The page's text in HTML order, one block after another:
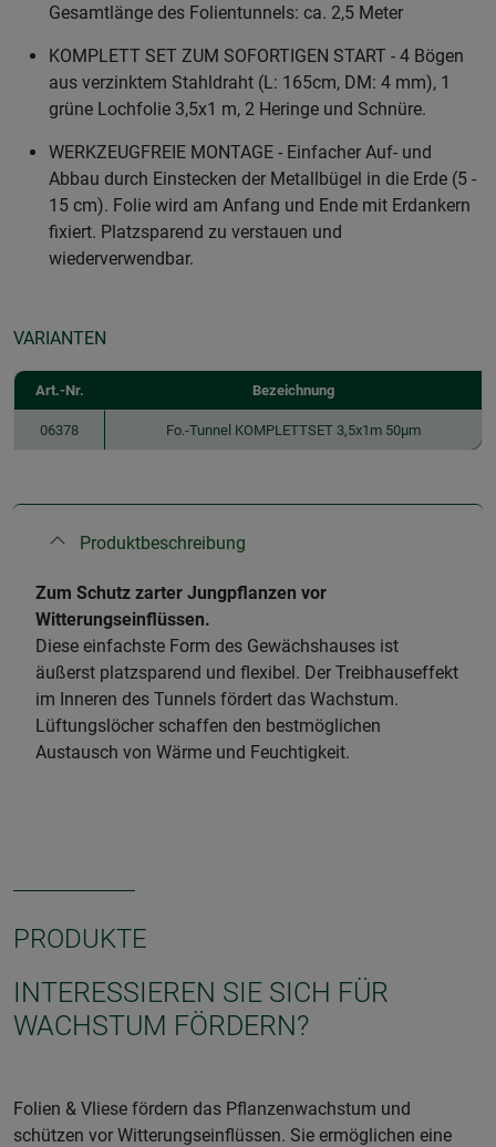
Gesamtlänge des Folientunnels: ca. 2,5 Meter
KOMPLETT SET ZUM SOFORTIGEN START - 4 Bögen
aus verzinktem Stahldraht (L: 165cm, DM: 4 mm), 1
grüne Lochfolie 3,5x1 m, 2 Heringe und Schnüre.
WERKZEUGFREIE MONTAGE - Einfacher Auf- und
Abbau durch Einstecken der Metallbügel in die Erde (5 -
15 cm). Folie wird am Anfang und Ende mit Erdankern
fixiert. Platzsparend zu verstauen und
wiederverwendbar.
VARIANTEN
Art.-Nr. Bezeichnung
06378 Fo.-Tunnel KOMPLETTSET 3,5x1m 50µm
Produktbeschreibung
Zum Schutz zarter Jungpflanzen vor
Witterungseinflüssen.
Diese einfachste Form des Gewächshauses ist
äußerst platzsparend und flexibel. Der Treibhauseffekt
im Inneren des Tunnels fördert das Wachstum.
Lüftungslöcher schaffen den bestmöglichen
Austausch von Wärme und Feuchtigkeit.
PRODUKTE
INTERESSIEREN SIE SICH FÜR
WACHSTUM FÖRDERN?
Folien & Vliese fördern das Pflanzenwachstum und
schützen vor Witterungseinflüssen. Sie ermöglichen eine